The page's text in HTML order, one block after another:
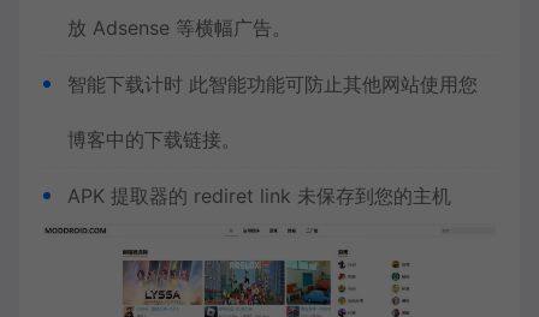
放 Adsense 等横幅广告。
智能下载计时 此智能功能可防止其他网站使用您
博客中的下载链接。
APK 提取器的 rediret link 未保存到您的主机